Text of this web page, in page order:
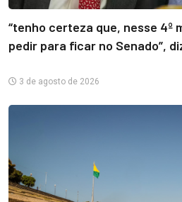
“tenho certeza que, nesse 4º
pedir para ficar no Senado”,
3 de agosto de 2026